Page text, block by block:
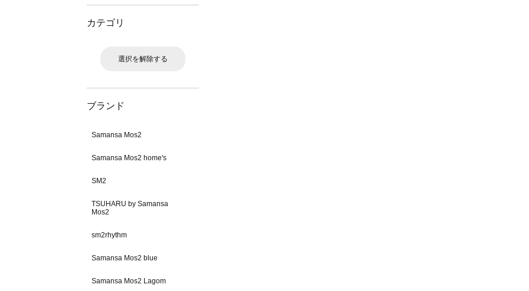
カテゴリ
選択を解除する
ブランド
Samansa Mos2
Samansa Mos2 home's
SM2
TSUHARU by Samansa
Mos2
sm2rhythm
Samansa Mos2 blue
Samansa Mos2 Lagom